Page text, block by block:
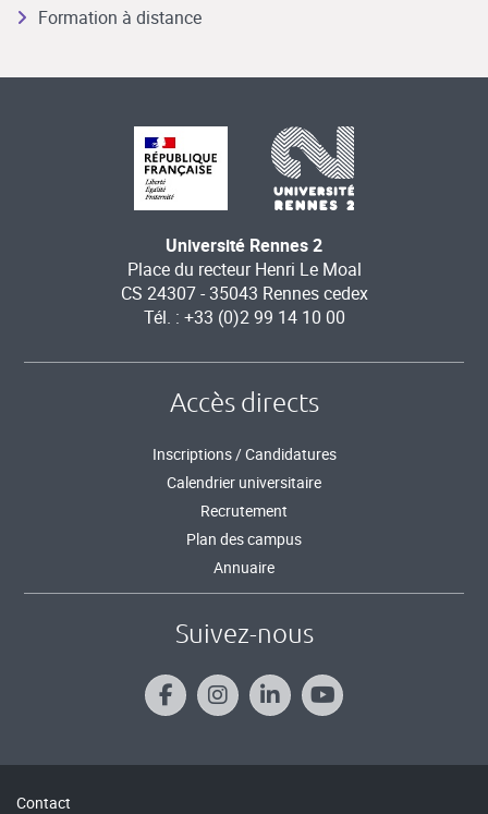
Formation à distance
Université Rennes 2
Place du recteur Henri Le Moal
CS 24307 - 35043 Rennes cedex
Tél. : +33 (0)2 99 14 10 00
Accès directs
Inscriptions / Candidatures
Calendrier universitaire
Recrutement
Plan des campus
Annuaire
Suivez-nous
Contact